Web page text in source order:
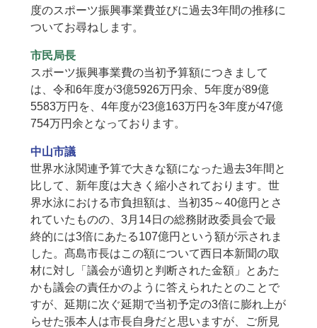
度のスポーツ振興事業費並びに過去3年間の推移に
ついてお尋ねします。
市民局長
スポーツ振興事業費の当初予算額につきまして
は、令和6年度が3億5926万円余、5年度が89億
5583万円を、4年度が23億163万円を3年度が47億
754万円余となっております。
中山市議
世界水泳関連予算で大きな額になった過去3年間と
比して、新年度は大きく縮小されております。世
界水泳における市負担額は、当初35～40億円とさ
れていたものの、3月14日の総務財政委員会で最
終的には3倍にあたる107億円という額が示されま
した。髙島市長はこの額について西日本新聞の取
材に対し「議会が適切と判断された金額」とあた
かも議会の責任かのように答えられたとのことで
すが、延期に次ぐ延期で当初予定の3倍に膨れ上が
らせた張本人は市長自身だと思いますが、ご所見